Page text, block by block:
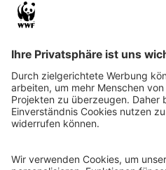
WWF Deutschland
Reinhardtstr. 18
10117 Berlin
Ihre Spende kann steuerlich